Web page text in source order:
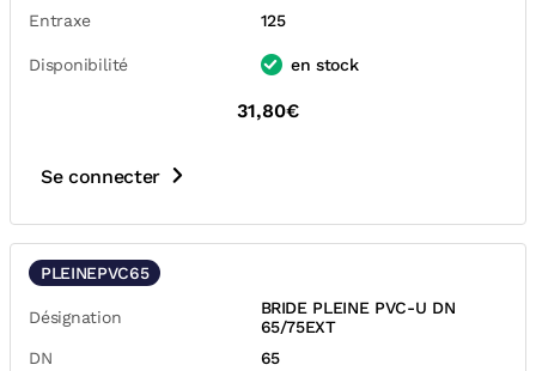
Entraxe
125
Disponibilité en stock
31,80€
Se connecter
PLEINEPVC65
Désignation
BRIDE PLEINE PVC-U DN
65/75EXT
DN
65